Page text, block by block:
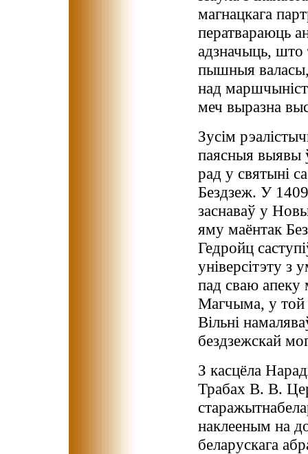
магнацкага
ператвараюць
адзначыць, што
пышныя валасы,
над
меч выразна
Зусім
паясныя выявы
рад у святыні
Бездзеж. У 1409
заснаваў у
яму маёнтак
Гедройц
універсітэту з
пад сваю
Магчыма, у той
Вільні
бездзежскай
З касцёла
Трабах В. В.
наклееным на
беларускага